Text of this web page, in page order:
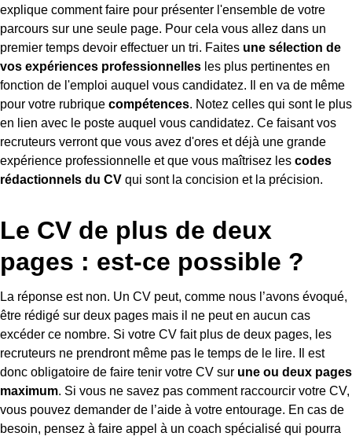
explique comment faire pour présenter l'ensemble de votre
parcours sur une seule page. Pour cela vous allez dans un
premier temps devoir effectuer un tri. Faites une sélection de
vos expériences professionnelles les plus pertinentes en
fonction de l'emploi auquel vous candidatez. Il en va de même
pour votre rubrique compétences. Notez celles qui sont le plus
en lien avec le poste auquel vous candidatez. Ce faisant vos
recruteurs verront que vous avez d'ores et déjà une grande
expérience professionnelle et que vous maîtrisez les codes
rédactionnels du CV qui sont la concision et la précision.
Le CV de plus de deux
pages : est-ce possible ?
La réponse est non. Un CV peut, comme nous l’avons évoqué,
être rédigé sur deux pages mais il ne peut en aucun cas
excéder ce nombre. Si votre CV fait plus de deux pages, les
recruteurs ne prendront même pas le temps de le lire. Il est
donc obligatoire de faire tenir votre CV sur une ou deux pages
maximum. Si vous ne savez pas comment raccourcir votre CV,
vous pouvez demander de l’aide à votre entourage. En cas de
besoin, pensez à faire appel à un coach spécialisé qui pourra